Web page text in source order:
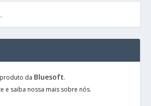
da Bluesoft.
e saiba nossa mais sobre nós.